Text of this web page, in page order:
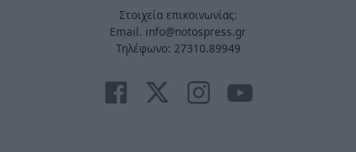
Στοιχεία επικοινωνίας:
Email. info@notospress.gr
Τηλέφωνο: 27310.89949